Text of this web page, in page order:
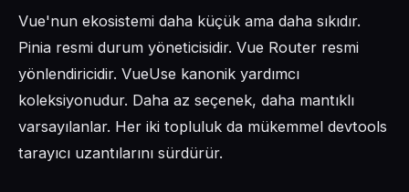
Vue'nun ekosistemi daha küçük ama daha sıkıdır.
Pinia resmi durum yöneticisidir. Vue Router resmi
yönlendiricidir. VueUse kanonik yardımcı
koleksiyonudur. Daha az seçenek, daha mantıklı
varsayılanlar. Her iki topluluk da mükemmel devtools
tarayıcı uzantılarını sürdürür.